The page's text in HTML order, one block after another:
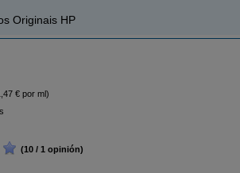
Originais HP
€ por ml)
(10 / 1 opinión)